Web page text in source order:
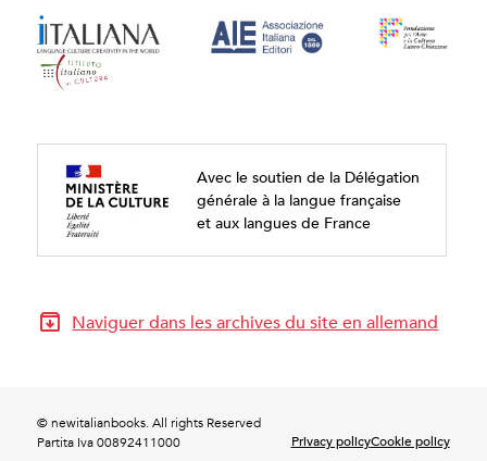
Avec le soutien de la Délégation
générale à la langue française
et aux langues de France
Naviguer dans les archives du site en allemand
© newitalianbooks. All rights Reserved
Partita Iva 00892411000
Privacy policyCookie policy